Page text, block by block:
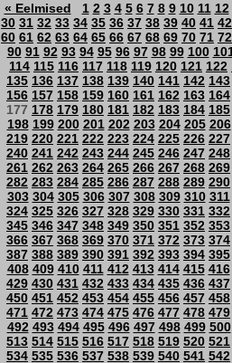
« Eelmised 1 2 3 4 5 6 7 8 9 10 11 12
30 31 32 33 34 35 36 37 38 39 40 41 42
60 61 62 63 64 65 66 67 68 69 70 71 72
90 91 92 93 94 95 96 97 98 99 100
114 115 116 117 118 119 120 121 122
135 136 137 138 139 140 141 142 143
156 157 158 159 160 161 162 163 164
177 178 179 180 181 182 183 184 185
198 199 200 201 202 203 204 205 206
219 220 221 222 223 224 225 226 227
240 241 242 243 244 245 246 247 248
261 262 263 264 265 266 267 268 269
282 283 284 285 286 287 288 289 290
303 304 305 306 307 308 309 310 311
324 325 326 327 328 329 330 331 332
345 346 347 348 349 350 351 352 353
366 367 368 369 370 371 372 373 374
387 388 389 390 391 392 393 394 395
408 409 410 411 412 413 414 415 416
429 430 431 432 433 434 435 436 437
450 451 452 453 454 455 456 457 458
471 472 473 474 475 476 477 478 479
492 493 494 495 496 497 498 499 500
513 514 515 516 517 518 519 520 521
534 535 536 537 538 539 540 541 542